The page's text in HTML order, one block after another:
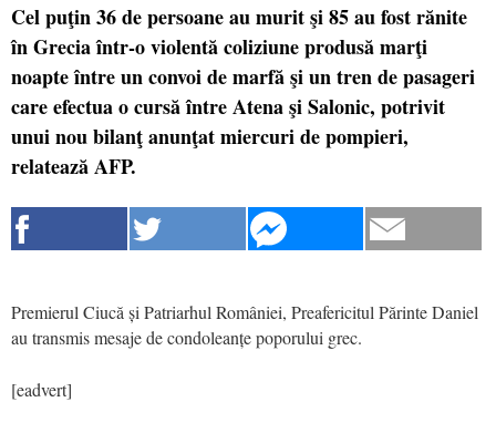
Cel puţin 36 de persoane au murit şi 85 au fost rănite
în Grecia într-o violentă coliziune produsă marţi
noapte între un convoi de marfă şi un tren de pasageri
care efectua o cursă între Atena şi Salonic, potrivit
unui nou bilanţ anunţat miercuri de pompieri,
relatează AFP.
Premierul Ciucă și Patriarhul României, Preafericitul Părinte Daniel
au transmis mesaje de condoleanțe poporului grec.
[eadvert]